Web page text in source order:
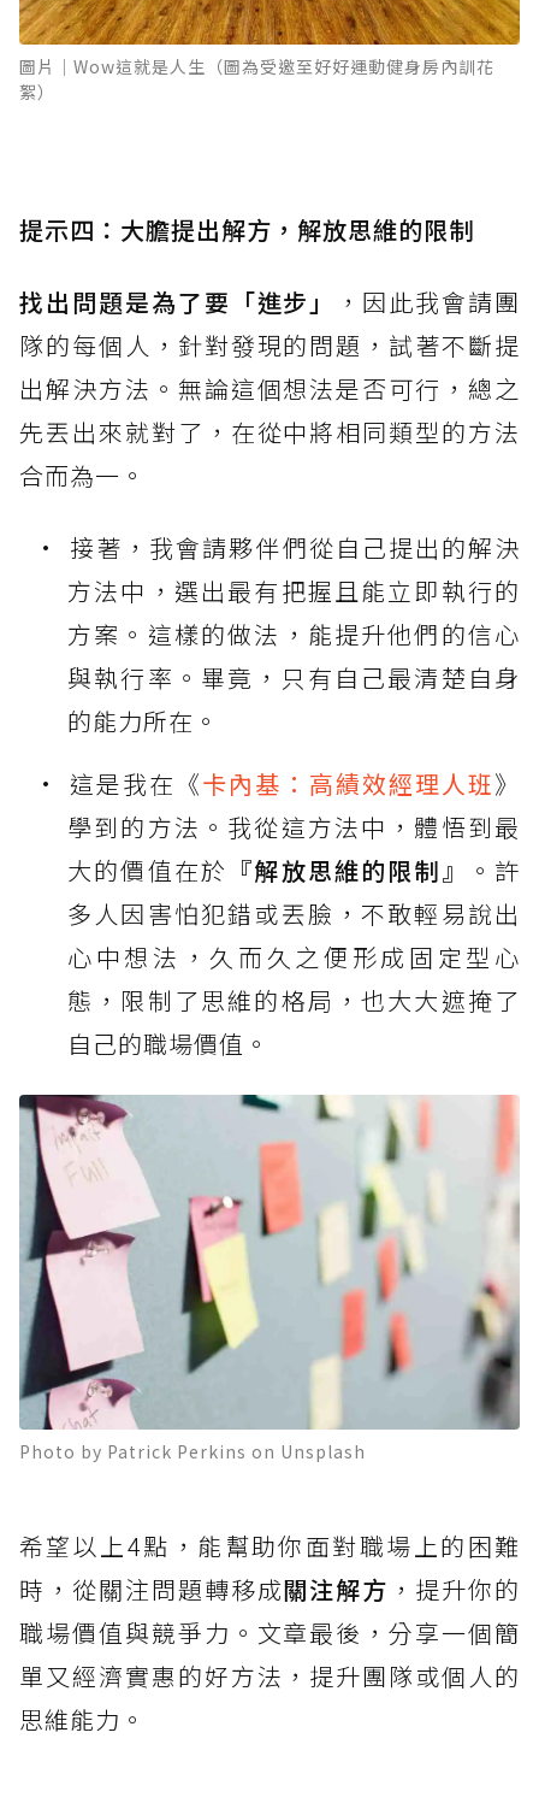
圖片｜Wow這就是人生（圖為受邀至好好運動健身房內訓花
絮）
提示四：大膽提出解方，解放思維的限制
找出問題是為了要「進步」
，因此我會請團
隊的每個人，針對發現的問題，試著不斷提
出解決方法。無論這個想法是否可行，總之
先丟出來就對了，在從中將相同類型的方法
合而為一。
接著，我會請夥伴們從自己提出的解決
方法中，選出最有把握且能立即執行的
方案。這樣的做法，能提升他們的信心
與執行率。畢竟，只有自己最清楚自身
的能力所在。
這是我在《卡內基：高績效經理人班》
學到的方法。我從這方法中，體悟到最
大的價值在於 『解放思維的限制』
。許
多人因害怕犯錯或丟臉，不敢輕易說出
心中想法，久而久之便形成固定型心
態，限制了思維的格局，也大大遮掩了
自己的職場價值。
Photo by Patrick Perkins on Unsplash
希望以上4點，能幫助你面對職場上的困難
時，從關注問題轉移成關注解方 ，提升你的
職場價值與競爭力。文章最後，分享一個簡
單又經濟實惠的好方法，提升團隊或個人的
思維能力。